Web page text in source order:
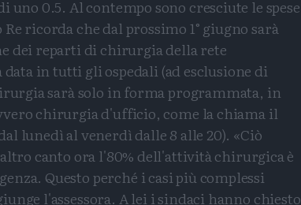
uno 0.5. Al contempo sono cresciute le spese
ricorda che dal prossimo 1° giugno sarà
dei reparti di chirurgia della rete
in tutti gli ospedali (ad esclusione di
sarà solo in forma programmata, in
chirurgia d'ufficio, come la chiama il
lunedì al venerdì dalle 8 alle 20). «Ciò
canto ora l'80% dell'attività chirurgica è
Questo perché i casi più complessi
l'assessora. A lei i sindaci hanno chiesto